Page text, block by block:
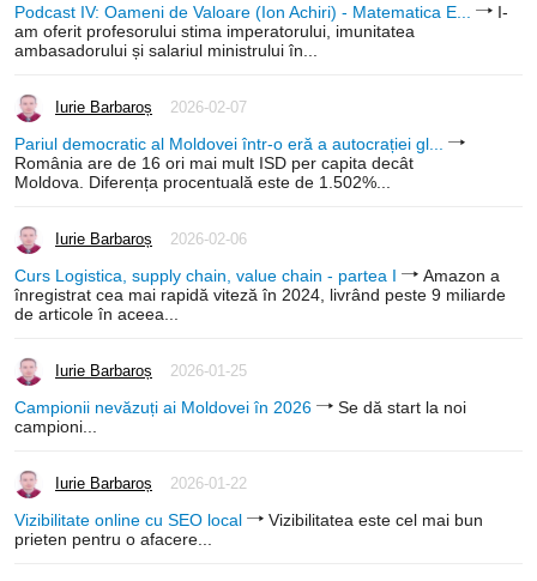
Podcast IV: Oameni de Valoare (Ion Achiri) - Matematica E...
I-
am oferit profesorului stima imperatorului, imunitatea
ambasadorului și salariul ministrului în...
Iurie Barbaroș 2026-02-07
Pariul democratic al Moldovei într-o eră a autocrației gl...
România are de 16 ori mai mult ISD per capita decât
Moldova. Diferența procentuală este de 1.502%...
Iurie Barbaroș 2026-02-06
Curs Logistica, supply chain, value chain - partea I
Amazon a
înregistrat cea mai rapidă viteză în 2024, livrând peste 9 miliarde
de articole în aceea...
Iurie Barbaroș 2026-01-25
Campionii nevăzuți ai Moldovei în 2026
Se dă start la noi
campioni...
Iurie Barbaroș 2026-01-22
Vizibilitate online cu SEO local
Vizibilitatea este cel mai bun
prieten pentru o afacere...